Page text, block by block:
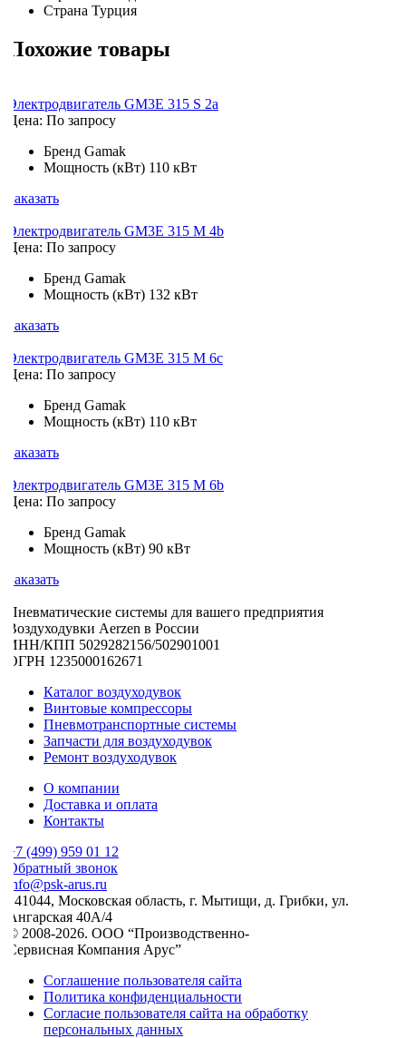
Страна Турция
товары
GM3E 315 S 2a
По запросу
Бренд Gamak
Мощность (кВт) 110 кВт
GM3E 315 M 4b
По запросу
Бренд Gamak
Мощность (кВт) 132 кВт
GM3E 315 M 6c
По запросу
Бренд Gamak
Мощность (кВт) 110 кВт
GM3E 315 M 6b
По запросу
Бренд Gamak
Мощность (кВт) 90 кВт
системы для вашего предприятия
Aerzen в России
КПП 5029282156/502901001
1235000162671
Каталог воздуходувок
Винтовые компрессоры
Пневмотранспортные системы
Запчасти для воздуходувок
Ремонт воздуходувок
О компании
Доставка и оплата
Контакты
(499) 959 01 12
звонок
arus.ru
Московская область, г. Мытищи, д. Грибки, ул.
40А/4
2008-2026. ООО “Производственно-
Компания Арус”
Соглашение пользователя сайта
Политика конфиденциальности
Согласие пользователя сайта на обработку
персональных данных